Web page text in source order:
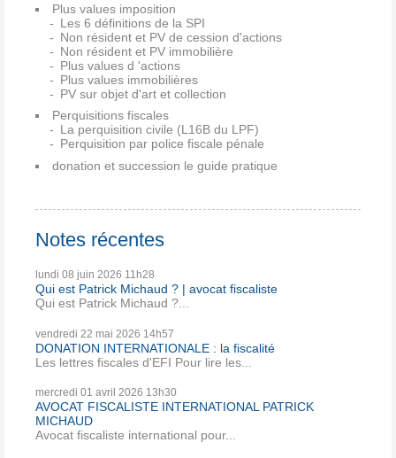
Plus values imposition
Les 6 définitions de la SPI
Non résident et PV de cession d'actions
Non résident et PV immobilière
Plus values d 'actions
Plus values immobilières
PV sur objet d'art et collection
Perquisitions fiscales
La perquisition civile (L16B du LPF)
Perquisition par police fiscale pénale
donation et succession le guide pratique
Notes récentes
lundi 08 juin 2026 11h28
Qui est Patrick Michaud ? | avocat fiscaliste
Qui est Patrick Michaud ?...
vendredi 22 mai 2026 14h57
DONATION INTERNATIONALE : la fiscalité
Les lettres fiscales d'EFI Pour lire les...
mercredi 01 avril 2026 13h30
AVOCAT FISCALISTE INTERNATIONAL PATRICK
MICHAUD
Avocat fiscaliste international pour...